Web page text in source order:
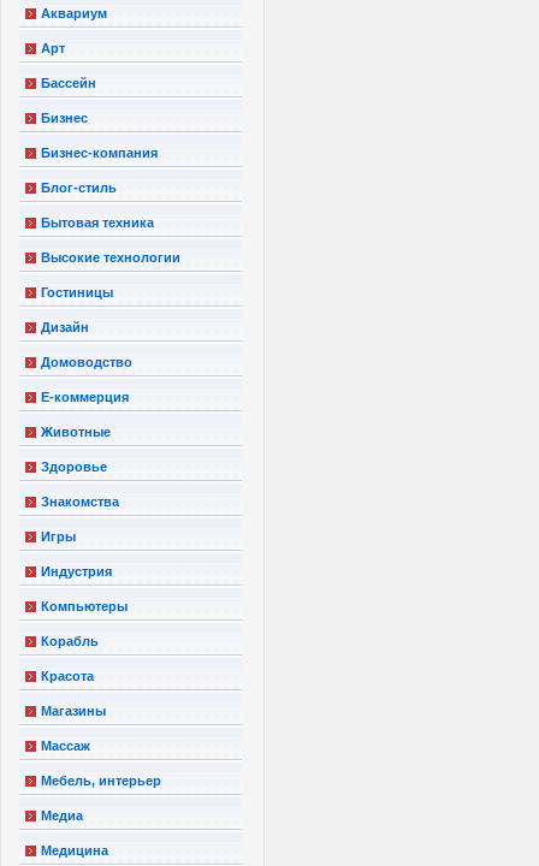
Аквариум
Арт
Бассейн
Бизнес
Бизнес-компания
Блог-стиль
Бытовая техника
Высокие технологии
Гостиницы
Дизайн
Домоводство
Е-коммерция
Животные
Здоровье
Знакомства
Игры
Индустрия
Компьютеры
Корабль
Красота
Магазины
Массаж
Мебель, интерьер
Медиа
Медицина